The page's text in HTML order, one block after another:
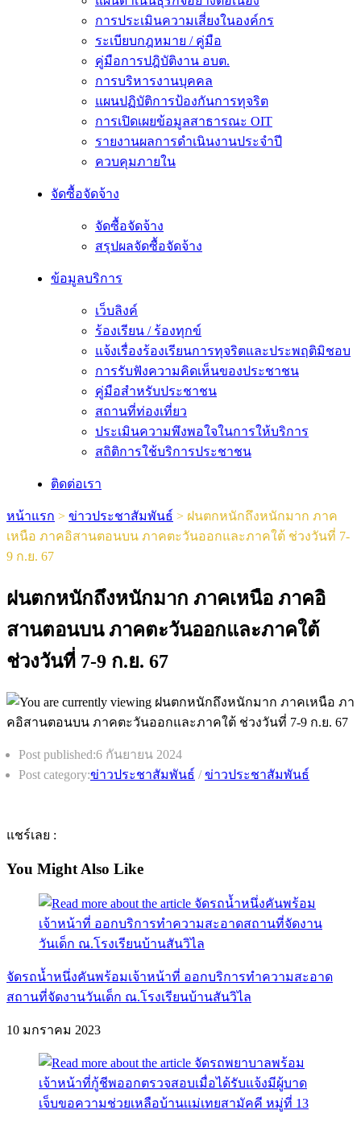
การประเมินความเสี่ยงในองค์กร
ระเบียบกฎหมาย / คู่มือ
คู่มือการปฎิบัติงาน อบต.
การบริหารงานบุคคล
แผนปฏิบัติการป้องกันการทุจริต
การเปิดเผยข้อมูลสาธารณะ OIT
รายงานผลการดำเนินงานประจำปี
ควบคุมภายใน
จัดซื้อจัดจ้าง
จัดซื้อจัดจ้าง
สรุปผลจัดซื้อจัดจ้าง
ข้อมูลบริการ
เว็บลิงค์
ร้องเรียน / ร้องทุกข์
แจ้งเรื่องร้องเรียนการทุจริตและประพฤติมิชอบ
การรับฟังความคิดเห็นของประชาชน
คู่มือสำหรับประชาชน
สถานที่ท่องเที่ยว
ประเมินความพึงพอใจในการให้บริการ
สถิติการใช้บริการประชาชน
ติดต่อเรา
หน้าแรก > ข่าวประชาสัมพันธ์ > ฝนตกหนักถึงหนักมาก ภาค
เหนือ ภาคอิสานตอนบน ภาคตะวันออกและภาคใต้ ช่วงวันที่ 7-
9 ก.ย. 67
ฝนตกหนักถึงหนักมาก ภาคเหนือ ภาคอิ
สานตอนบน ภาคตะวันออกและภาคใต้
ช่วงวันที่ 7-9 ก.ย. 67
Post published:6 กันยายน 2024
Post category:ข่าวประชาสัมพันธ์ / ข่าวประชาสัมพันธ์
แชร์เลย :
You Might Also Like
จัดรถน้ำหนึ่งคันพร้อมเจ้าหน้าที่ ออกบริการทำความสะอาด
สถานที่จัดงานวันเด็ก ณ.โรงเรียนบ้านสันวิไล
10 มกราคม 2023